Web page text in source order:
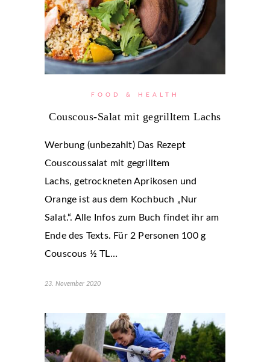
FOOD & HEALTH
Couscous-Salat mit gegrilltem Lachs
Werbung (unbezahlt) Das Rezept
Couscoussalat mit gegrilltem
Lachs, getrockneten Aprikosen und
Orange ist aus dem Kochbuch „Nur
Salat.“. Alle Infos zum Buch findet ihr am
Ende des Texts. Für 2 Personen 100 g
Couscous ½ TL…
23. November 2020